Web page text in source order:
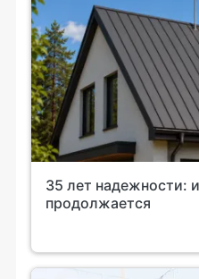
35 лет надежности:
продолжается